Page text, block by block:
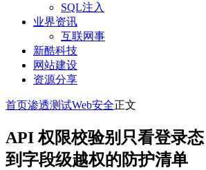
SQL注入
业界资讯
互联网事
新酷科技
网站建设
资源分享
首页渗透测试Web安全正文
API 权限校验别只看登录
到字段级越权的防护清单